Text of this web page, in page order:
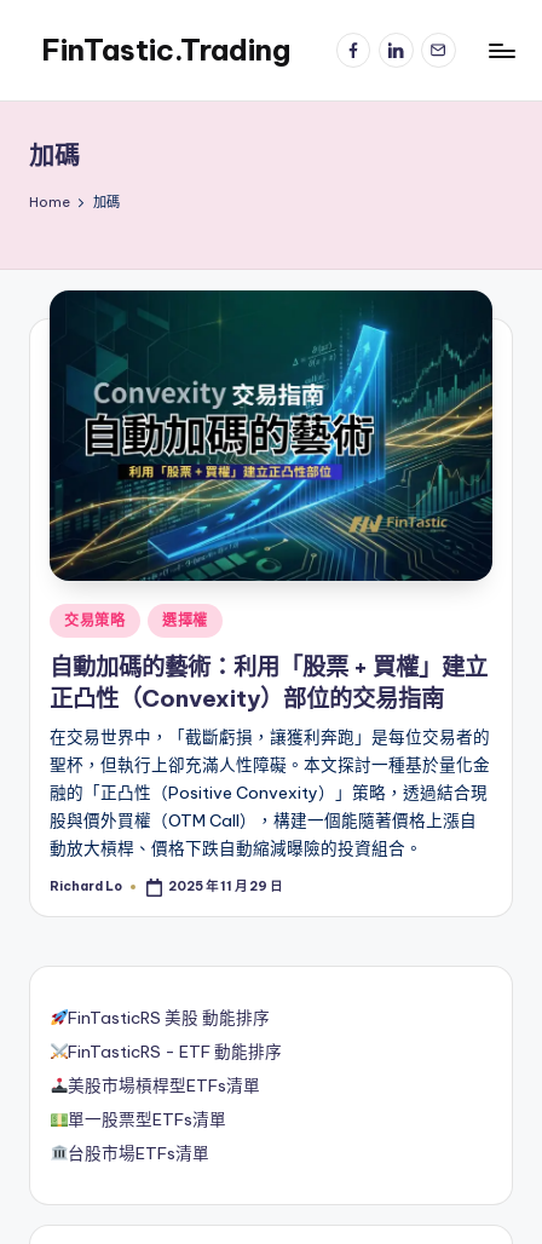
content
FinTastic.Trading
美
股
交
FacebookLinkedIn
電
子
加碼
Home 加碼
Posted
in
交易策略 選擇權
自動加碼的藝術：利用「股票 + 買權」建立
正凸性（Convexity）部位的交易指南
在交易世界中，「截斷虧損，讓獲利奔跑」是每位交易者的
聖杯，但執行上卻充滿人性障礙。本文探討一種基於量化金
融的「正凸性（Positive Convexity）」策略，透過結合現
股與價外買權（OTM Call），構建一個能隨著價格上漲自
動放大槓桿、價格下跌自動縮減曝險的投資組合。
Posted
Richard Lo 2025 年 11 月 29 日
FinTasticRS 美股 動能排序
FinTasticRS - ETF 動能排序
美股市場槓桿型ETFs清單
單一股票型ETFs清單
台股市場ETFs清單